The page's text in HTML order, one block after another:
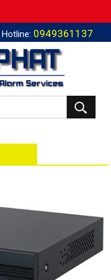
Hotline: 0949361137